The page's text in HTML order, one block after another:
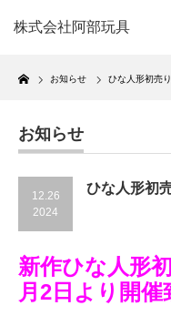
株式会社阿部玩具
Home
お知らせ ひな人形初売
お知らせ
12.26
2024
ひな人形初
新作ひな人形
月2日より開催